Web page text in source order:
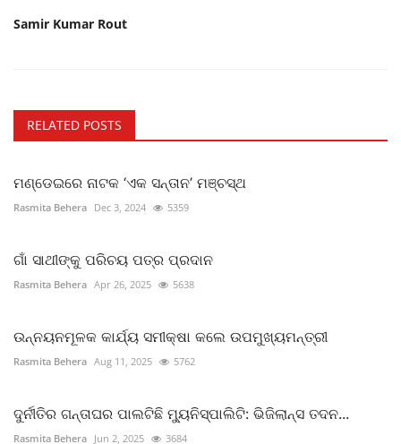
Samir Kumar Rout
RELATED POSTS
ମଣ୍ଡେଇରେ ନାଟକ ‘ଏକ ସନ୍ତାନ’ ମଞ୍ଚସ୍ଥ
Rasmita Behera Dec 3, 2024 5359
ଗାଁ ସାଥୀଙ୍କୁ ପରିଚୟ ପତ୍ର ପ୍ରଦାନ
Rasmita Behera Apr 26, 2025 5638
ଉନ୍ନୟନମୂଳକ କାର୍ଯ୍ୟ ସମୀକ୍ଷା କଲେ ଉପମୁଖ୍ୟମନ୍ତ୍ରୀ
Rasmita Behera Aug 11, 2025 5762
ଦୁର୍ନୀତିର ଗନ୍ତାଘର ପାଲଟିଛି ମୁ୍ୟନିସ୍ପାଲିଟି: ଭିଜିଲାନ୍ସ ତଦନ...
Rasmita Behera Jun 2, 2025 3684